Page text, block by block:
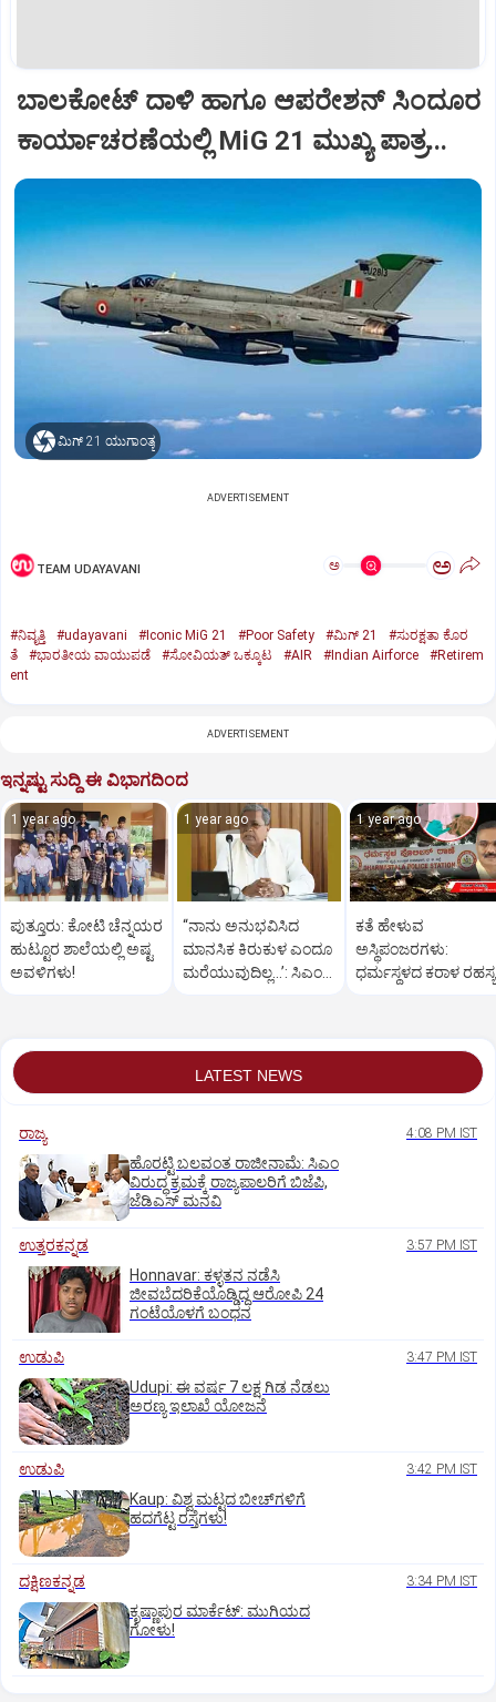
ಬಾಲಕೋಟ್‌ ದಾಳಿ ಹಾಗೂ ಆಪರೇಶನ್‌ ಸಿಂದೂರ
ಕಾರ್ಯಾಚರಣೆಯಲ್ಲಿ MiG 21 ಮುಖ್ಯ ಪಾತ್ರ...
ಮಿಗ್‌ 21 ಯುಗಾಂತ್ಯ
ADVERTISEMENT
TEAM UDAYAVANI ಅ ಅ
#ನಿವೃತ್ತಿ #udayavani #Iconic MiG 21 #Poor Safety #ಮಿಗ್‌ 21
#ಸುರಕ್ಷತಾ ಕೊರ
ತೆ
#ಭಾರತೀಯ ವಾಯುಪಡೆ #ಸೋವಿಯತ್‌ ಒಕ್ಕೂಟ #AIR #Indian Airforce
#Retirem
ent
ADVERTISEMENT
ಇನ್ನಷ್ಟು ಸುದ್ದಿ ಈ ವಿಭಾಗದಿಂದ
1 year ago
ಪುತ್ತೂರು: ಕೋಟಿ ಚೆನ್ನಯರ
ಹುಟ್ಟೂರ ಶಾಲೆಯಲ್ಲಿ ಅಷ್ಟ
ಅವಳಿಗಳು!
1 year ago
“ನಾನು ಅನುಭವಿಸಿದ
ಮಾನಸಿಕ ಕಿರುಕುಳ ಎಂದೂ
ಮರೆಯುವುದಿಲ್ಲ…’: ಸಿಎಂ
1 year ago
ಕತೆ ಹೇಳುವ
ಅಸ್ಥಿಪಂಜರಗಳು:
ಧರ್ಮಸ್ಥಳದ‌ ಕರಾಳ ರಹಸ್ಯ
LATEST NEWS
ರಾಜ್ಯ 4:08 PM IST
ಹೊರಟ್ಟಿ ಬಲವಂತ ರಾಜೀನಾಮೆ: ಸಿಎಂ
ವಿರುದ್ಧ ಕ್ರಮಕ್ಕೆ ರಾಜ್ಯಪಾಲರಿಗೆ ಬಿಜೆಪಿ,
ಜೆಡಿಎಸ್ ಮನವಿ
ಉತ್ತರಕನ್ನಡ 3:57 PM IST
Honnavar: ಕಳ್ಳತನ ನಡೆಸಿ
ಜೀವಬೆದರಿಕೆಯೊಡ್ಡಿದ್ದ ಆರೋಪಿ 24
ಗಂಟೆಯೊಳಗೆ ಬಂಧನ
ಉಡುಪಿ 3:47 PM IST
Udupi: ಈ ವರ್ಷ 7 ಲಕ್ಷ ಗಿಡ ನೆಡಲು
ಅರಣ್ಯ ಇಲಾಖೆ ಯೋಜನೆ
ಉಡುಪಿ 3:42 PM IST
Kaup: ವಿಶ್ವ ಮಟ್ಟದ ಬೀಚ್‌ಗಳಿಗೆ
ಹದಗೆಟ್ಟ ರಸ್ತೆಗಳು!
ದಕ್ಷಿಣಕನ್ನಡ 3:34 PM IST
ಕೃಷ್ಣಾಪುರ ಮಾರ್ಕೆಟ್‌: ಮುಗಿಯದ
ಗೋಳು!